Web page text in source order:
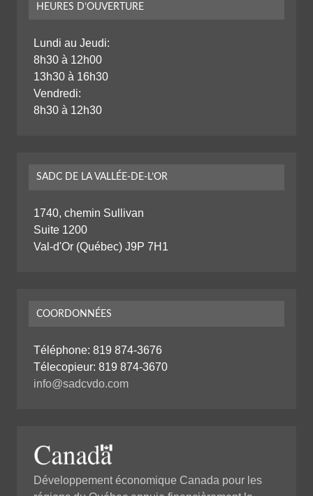
HEURES D’OUVERTURE
Lundi au Jeudi:
8h30 à 12h00
13h30 à 16h30
Vendredi:
8h30 à 12h30
SADC DE LA VALLÉE-DE-L’OR
1740, chemin Sullivan
Suite 1200
Val-d'Or (Québec) J9P 7H1
COORDONNÉES
Téléphone: 819 874-3676
Télecopieur: 819 874-3670
info@sadcvdo.com
Développement économique Canada pour les